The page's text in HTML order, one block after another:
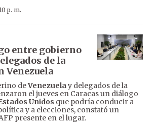
p. m.
entre gobierno
de la
Venezuela
deVenezuelay delegados de la
el jueves en Caracas un diálogo
Unidos que podría conducir a
y a elecciones, constató un
presente en el lugar.